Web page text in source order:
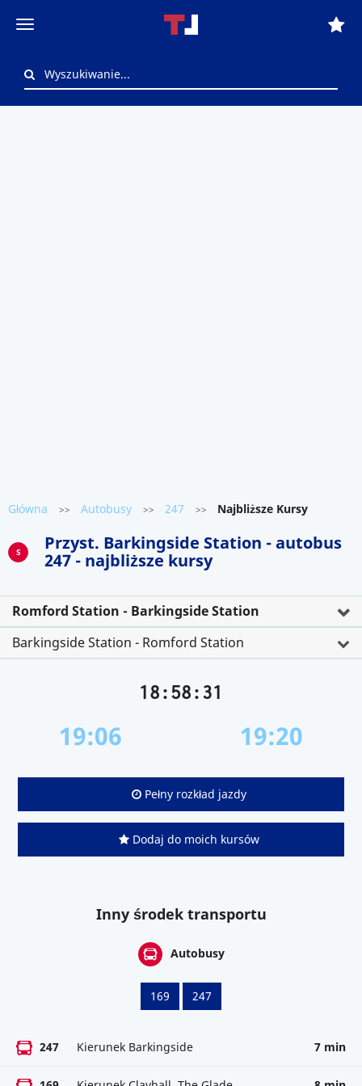
Główna >> Autobusy >> 247 >> Najbliższe Kursy
S
Przyst. Barkingside Station - autobus
247 - najbliższe kursy
Romford Station - Barkingside Station
Barkingside Station - Romford Station
18:58:32
19:06 19:20
Pełny rozkład jazdy
Dodaj do moich kursów
Inny środek transportu
Autobusy
169 247
247 Kierunek Barkingside 7 min